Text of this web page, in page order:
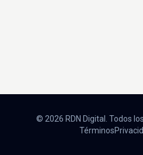
© 2026 RDN Digital. Todos
Términos